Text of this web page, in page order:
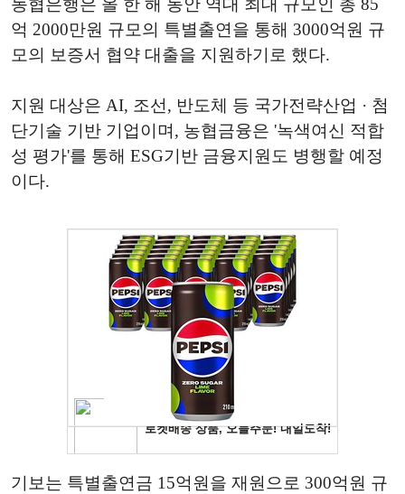
농협은행은 올 한 해 동안 역대 최대 규모인 총 85
억 2000만원 규모의 특별출연을 통해 3000억원 규
모의 보증서 협약 대출을 지원하기로 했다.
지원 대상은 AI, 조선, 반도체 등 국가전략산업 · 첨
단기술 기반 기업이며, 농협금융은 '녹색여신 적합
성 평가'를 통해 ESG기반 금융지원도 병행할 예정
이다.
기보는 특별출연금 15억원을 재원으로 300억원 규